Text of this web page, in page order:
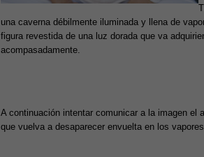
una caverna débilmente iluminada y llena de
figura revestida de una luz dorada que va
acompasadamente.
A continuación intentar comunicar a la imagen el
que vuelva a desaparecer envuelta en los